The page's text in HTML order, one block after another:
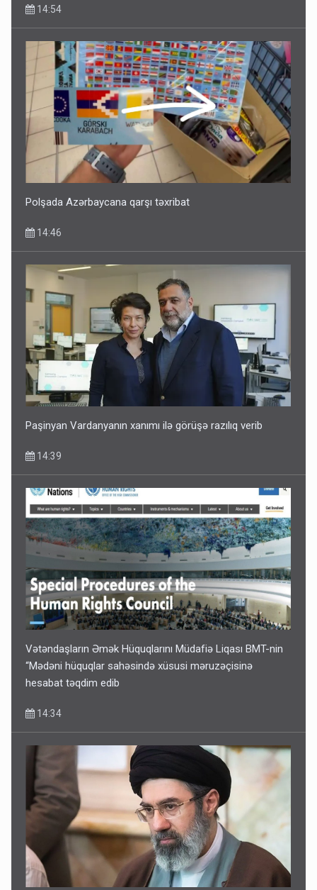
14:54
Polşada Azərbaycana qarşı təxribat
14:46
Paşinyan Vardanyanın xanımı ilə görüşə razılıq verib
14:39
Vətəndaşların Əmək Hüquqlarını Müdafiə Liqası BMT-nin
“Mədəni hüquqlar sahəsində xüsusi məruzəçisinə
hesabat təqdim edib
14:34